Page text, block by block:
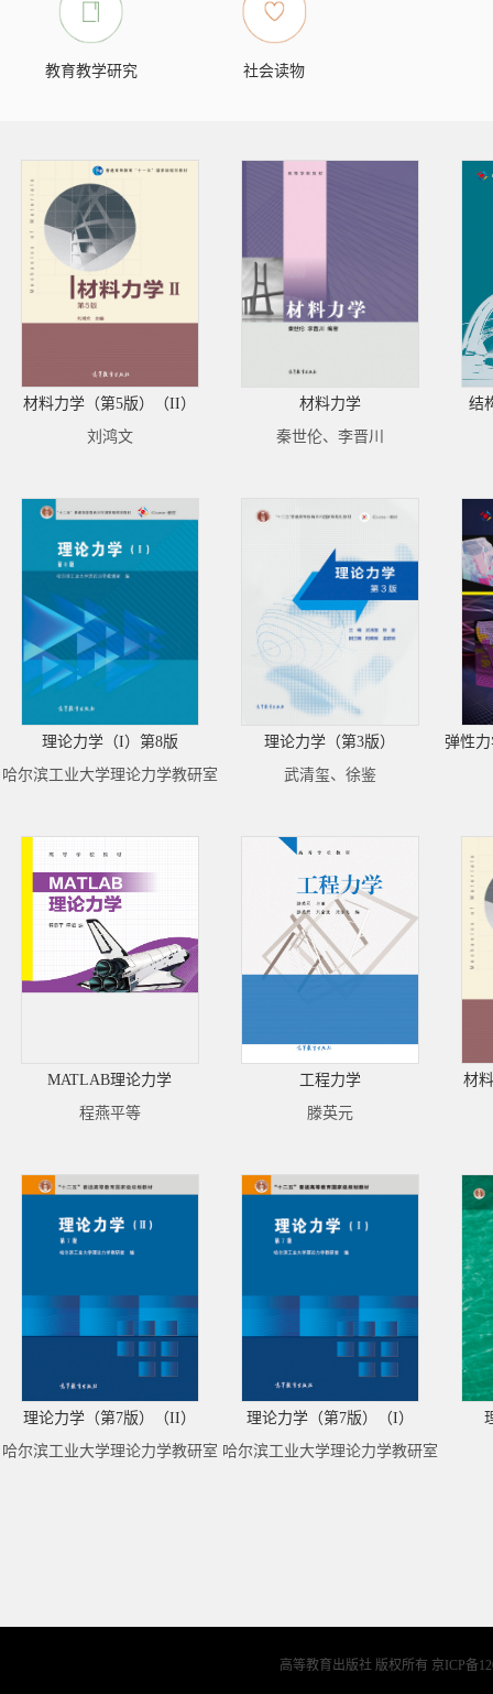
教育教学研究 社会读物
材料力学（第5版）（II）
刘鸿文
材料力学
秦世伦、李晋川
结
理论力学（I）第8版
哈尔滨工业大学理论力学教研室
理论力学（第3版）
武清玺、徐鉴
弹性
MATLAB理论力学
程燕平等
工程力学
滕英元
材
理论力学（第7版）（II）
哈尔滨工业大学理论力学教研室
理论力学（第7版）（I）
哈尔滨工业大学理论力学教研室
高等教育出版社 版权所有 京ICP备